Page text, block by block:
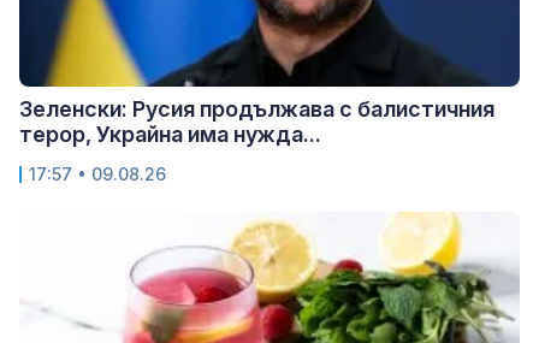
Зеленски: Русия продължава с балистичния
терор, Украйна има нужда...
17:57 • 09.08.26